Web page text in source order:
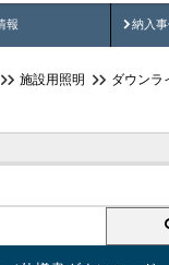
報画 納入
納
施設用照明 ダウンラ